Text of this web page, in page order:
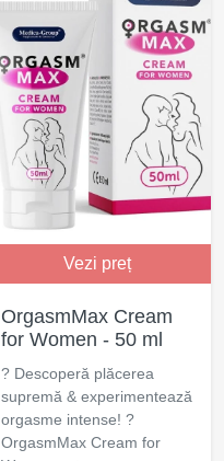
Vezi preț
OrgasmMax Cream
for Women - 50 ml
? Descoperă plăcerea
supremă & experimentează
orgasme intense! ?
OrgasmMax Cream for